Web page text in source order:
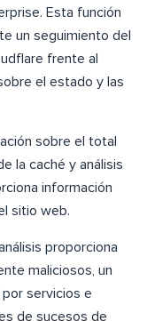
Esta función
un seguimiento del
frente al
el estado y las
sobre el total
la caché y análisis
información
sitio web.
proporciona
maliciosos, un
servicios e
de sucesos de